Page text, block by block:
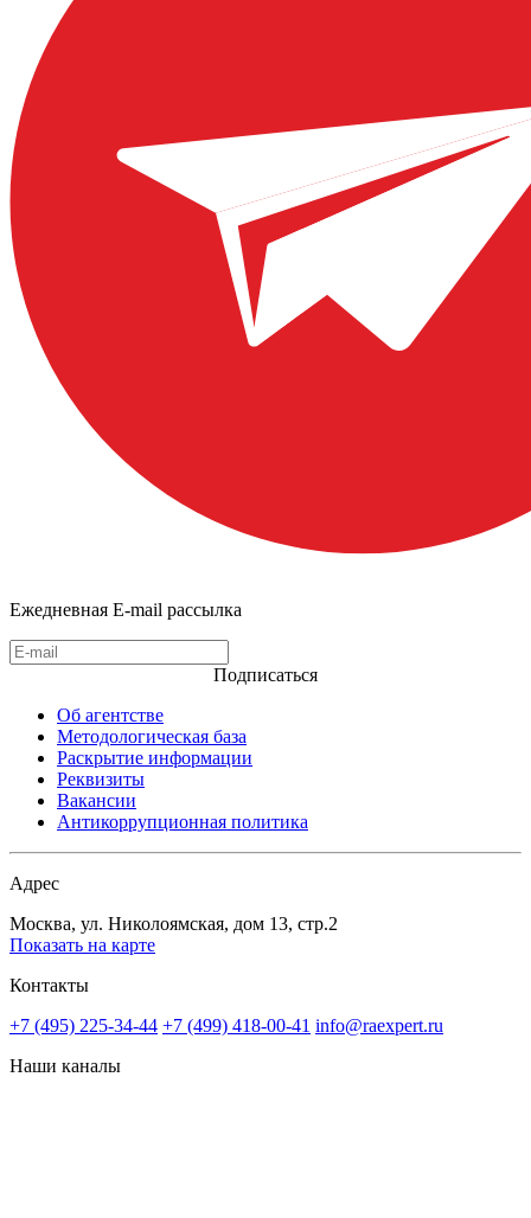
Ежедневная E-mail рассылка
Подписаться
Об агентстве
Методологическая база
Раскрытие информации
Реквизиты
Вакансии
Антикоррупционная политика
Адрес
Москва, ул. Николоямская, дом 13, стр.2
Показать на карте
Контакты
+7 (495) 225-34-44 +7 (499) 418-00-41 info@raexpert.ru
Наши каналы